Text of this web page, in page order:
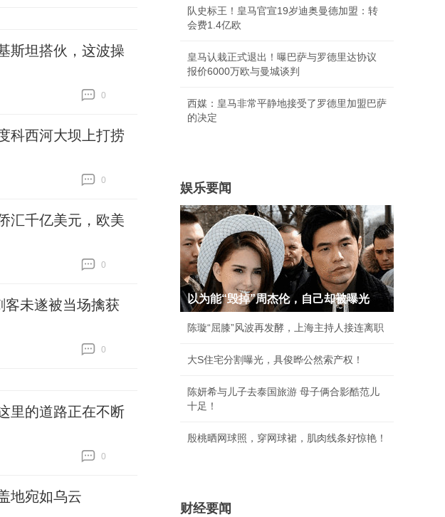
斯坦搭伙，这波操
0
科西河大坝上打捞
0
汇千亿美元，欧美
0
客未遂被当场擒获
0
里的道路正在不断
0
地宛如乌云
队史标王！皇马官宣19岁迪奥曼德加盟：转
会费1.4亿欧
皇马认栽正式退出！曝巴萨与罗德里达协议
报价6000万欧与曼城谈判
西媒：皇马非常平静地接受了罗德里加盟巴萨
的决定
娱乐要闻
以为能“毁掉”周杰伦，自己却被曝光
陈璇“屈膝”风波再发酵，上海主持人接连离职
大S住宅分割曝光，具俊晔公然索产权！
陈妍希与儿子去泰国旅游 母子俩合影酷范儿
十足！
殷桃晒网球照，穿网球裙，肌肉线条好惊艳！
财经要闻